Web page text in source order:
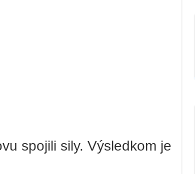
spojili sily. Výsledkom je